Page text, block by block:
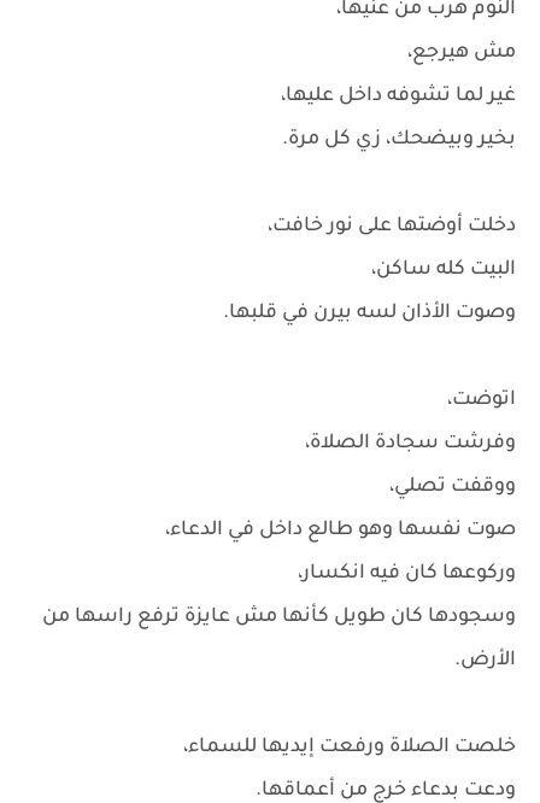
النوم هرب من عنيها،
مش هيرجع،
غير لما تشوفه داخل عليها،
بخير وبيضحك، زي كل مرة.
دخلت أوضتها على نور خافت،
البيت كله ساكن،
وصوت الأذان لسه بيرن في قلبها.
اتوضت،
وفرشت سجادة الصلاة،
ووقفت تصلي،
صوت نفسها وهو طالع داخل في الدعاء،
وركوعها كان فيه انكسار،
وسجودها كان طويل كأنها مش عايزة ترفع راسها من
الأرض.
خلصت الصلاة ورفعت إيديها للسماء،
ودعت بدعاء خرج من أعماقها.